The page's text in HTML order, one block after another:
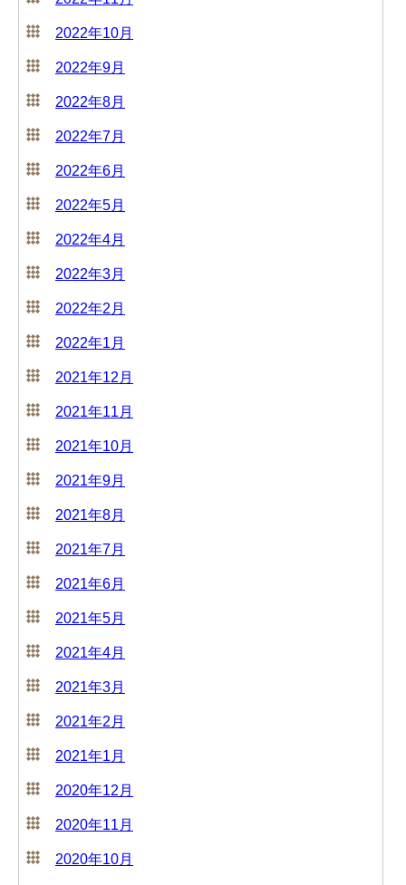
2022年10月
2022年9月
2022年8月
2022年7月
2022年6月
2022年5月
2022年4月
2022年3月
2022年2月
2022年1月
2021年12月
2021年11月
2021年10月
2021年9月
2021年8月
2021年7月
2021年6月
2021年5月
2021年4月
2021年3月
2021年2月
2021年1月
2020年12月
2020年11月
2020年10月